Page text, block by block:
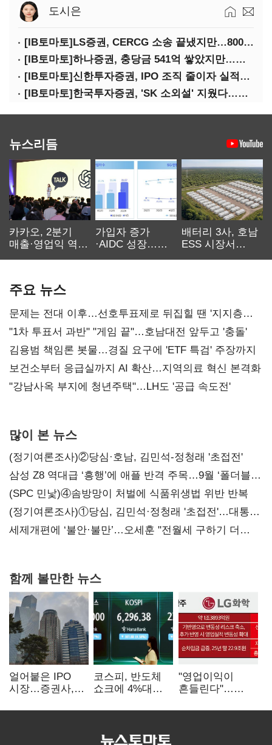
도시은
[IB토마토]LS증권, CERCG 소송 끝냈지만…800억 PF 소송은 미충당
[IB토마토]하나증권, 충당금 541억 쌓았지만…홈플러스 제재는 추가 비용 불씨
[IB토마토]신한투자증권, IPO 조직 줄이자 실적도 '0건'…핵심 인력까지 이탈
[IB토마토]한국투자증권, 'SK 소외설' 지웠다…유증·회사채 주관 연속 수임
뉴스리듬
카카오, 2분기
매출·영업익 역대
가입자 증가
·AIDC 성장…
배터리 3사, 호남
ESS 시장서
주요 뉴스
문제는 전대 이후…선호투표제로 뒤집힐 땐 '지지층
불복'
"1차 투표서 과반" "게임 끝"…호남대전 앞두고 '충돌'
김용범 책임론 봇물…경질 요구에 'ETF 특검' 주장까지
보건소부터 응급실까지 AI 확산…지역의료 혁신 본격화
"강남사옥 부지에 청년주택"…LH도 '공급 속도전'
많이 본 뉴스
(정기여론조사)②당심·호남, 김민석-정청래 '초접전'
삼성 Z8 역대급 ‘흥행’에 애플 반격 주목…9월 ‘폴더블
대전’
(SPC 민낯)④솜방망이 처벌에 식품위생법 위반 반복
(정기여론조사)①당심, 김민석·정청래 '초접전'…대통령
지지도 '50% 아래로'(종합)
세제개편에 ‘불안·불만’…오세훈 "전월세 구하기 더
함께 볼만한 뉴스
얼어붙은 IPO
시장…증권사,
전쟁' 기대
코스피, 반도체
쇼크에 4%대
5거래일째 상승
"영업이익이
흔들린다"…
18에 취약